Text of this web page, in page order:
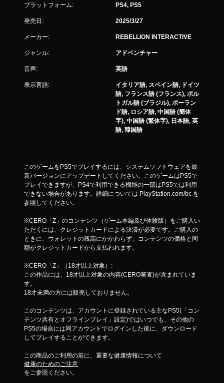
プラットフォーム: PS4, PS5
発売日: 2025/3/27
メーカー: REBELLION INTERACTIVE
ジャンル: アドベンチャー
音声: 英語
表示言語:
イタリア語, スペイン語, ドイツ
語, フランス語 (フランス), ポル
トガル語 (ブラジル), ポーラン
ド語, ロシア語, 中国語 (簡体
字), 中国語 (繁体字), 日本語, 英
語, 韓国語
このゲームをPS5でプレイするには、システムソフトウェアを最
新バージョンにアップデートしてください。このゲームはPS5で
プレイできますが、PS4で利用できる機能の一部はPS5では利用
できない場合があります。詳細については PlayStation.com/bc を
参照してください。
※CERO「Z」のコンテンツ（ゲーム本編及び体験版）をご購入い
ただくには、クレジットカードによる決済が必要です。ご購入の
ときに、ウォレットの残高にかかわらず、コンテンツの価格と同
額がクレジットカードから支払われます。
※CERO「Z」（18才以上対象）:
この作品には、18才以上対象の内容(CERO審査)が含まれていま
す。
18才未満の方には販売しておりません。
このコンテンツは、アカウントに登録されている主なPS5(「コン
テンツ共有とオフラインプレイ」設定)ではいつでも、その他の
PS5の場合には同アカウントでログインした後に、ダウンロード
してプレイすることができます。
この商品のご利用の前に、重要な健康情報について
健康のためのご注意
をご参照ください。